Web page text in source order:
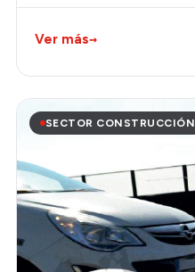
Ver más→
SECTOR CONSTRUCCIÓN